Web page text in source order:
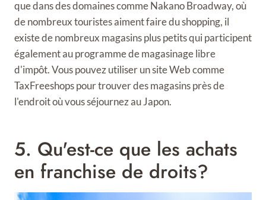
que dans des domaines comme Nakano Broadway, où
de nombreux touristes aiment faire du shopping, il
existe de nombreux magasins plus petits qui participent
également au programme de magasinage libre
d'impôt. Vous pouvez utiliser un site Web comme
TaxFreeshops pour trouver des magasins près de
l'endroit où vous séjournez au Japon.
5. Qu'est-ce que les achats
en franchise de droits?